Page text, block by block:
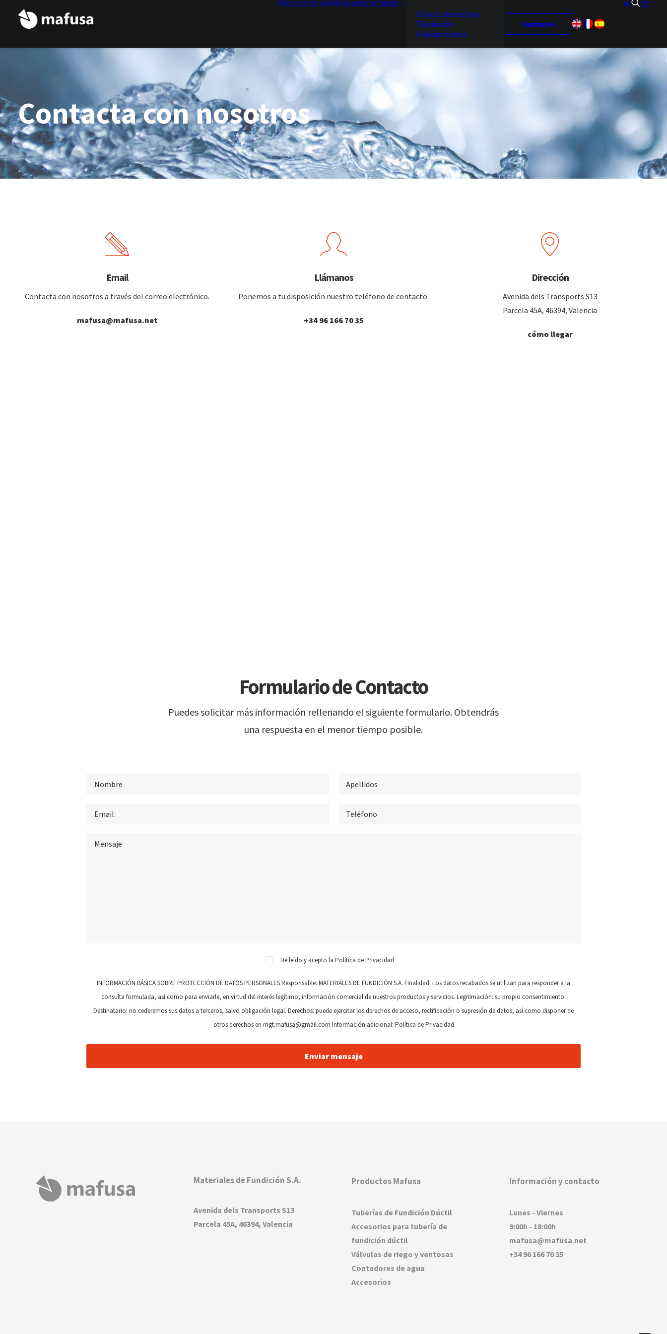
PRODUCTOS EMPRESAAPLICACIONES
Cálculo de anclajes
Tabulación
Aplastamiento
Contacto
Contacta con nosotros
Email
Contacta con nosotros a través del correo electrónico.
mafusa@mafusa.net
Llámanos
Ponemos a tu disposición nuestro teléfono de contacto.
+34 96 166 70 35
Dirección
Avenida dels Transports S13
Parcela 45A, 46394, Valencia
cómo llegar
Formulario de Contacto
Puedes solicitar más información rellenando el siguiente formulario. Obtendrás
una respuesta en el menor tiempo posible.
He leído y acepto laPolítica de Privacidad
INFORMACIÓN BÁSICA SOBRE PROTECCIÓN DE DATOS PERSONALES Responsable: MATERIALES DE FUNDICIÓN S.A. Finalidad: Los datos recabados se utilizan para responder a la
consulta formulada, así como para enviarle, en virtud del interés legítimo, información comercial de nuestros productos y servicios. Legitimación: su propio consentimiento.
Destinatario: no cederemos sus datos a terceros, salvo obligación legal. Derechos: puede ejercitar los derechos de acceso, rectificación o supresión de datos, así como disponer de
otros derechos en mgt.mafusa@gmail.com Información adicional: Política de Privacidad
Materiales de Fundición S.A.
Avenida dels Transports S13
Parcela 45A, 46394, Valencia
Productos Mafusa
Tuberías de Fundición Dúctil
Accesorios para tubería de
fundición dúctil
Válvulas de riego y ventosas
Contadores de agua
Accesorios
Información y contacto
Lunes - Viernes
9:00h - 18:00h
mafusa@mafusa.net
+34 96 166 70 35